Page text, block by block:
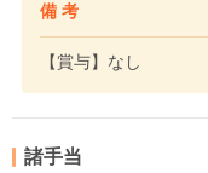
備 考
【賞与】なし
諸手当